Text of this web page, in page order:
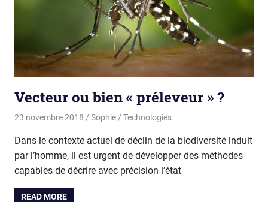
Vecteur ou bien « préleveur » ?
23 novembre 2018 Sophie Technologies
Dans le contexte actuel de déclin de la biodiversité induit
par l’homme, il est urgent de développer des méthodes
capables de décrire avec précision l’état
READ MORE